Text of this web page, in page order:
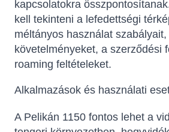
kapcsolatokra
kell tekinteni a lefedettségi
méltányos használat
követelményeket, a szerződési
roaming feltételeket.
Alkalmazások és használati
A Pelikán 1150 fontos lehet a